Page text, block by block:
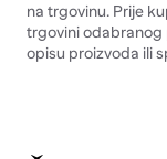
na trgovinu. Prije
trgovini odabranog
opisu proizvoda ili